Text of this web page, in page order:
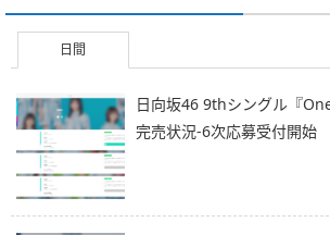
日間
日向坂46 9thシングル『
完売状況-6次応募受付開始